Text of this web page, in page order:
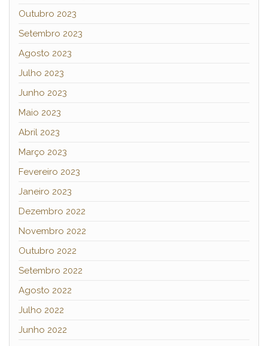
Outubro 2023
Setembro 2023
Agosto 2023
Julho 2023
Junho 2023
Maio 2023
Abril 2023
Março 2023
Fevereiro 2023
Janeiro 2023
Dezembro 2022
Novembro 2022
Outubro 2022
Setembro 2022
Agosto 2022
Julho 2022
Junho 2022